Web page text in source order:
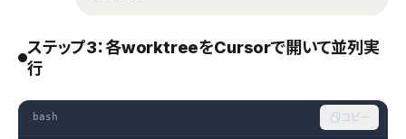
ステップ3：各worktreeをCursorで開いて並列実
行
bash コピー